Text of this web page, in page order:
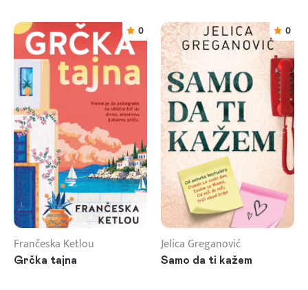
0
Frančeska Ketlou
Grčka tajna
0
Jelica Greganović
Samo da ti kažem